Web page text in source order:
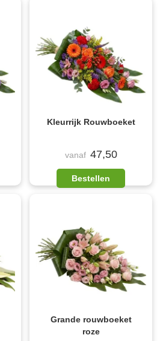
Kleurrijk Rouwboeket
vanaf 47,50
Bestellen
Grande rouwboeket
roze